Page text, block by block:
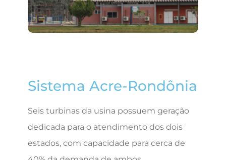
Sistema Acre-Rondônia
Seis turbinas da usina possuem geração
dedicada para o atendimento dos dois
estados, com capacidade para cerca de